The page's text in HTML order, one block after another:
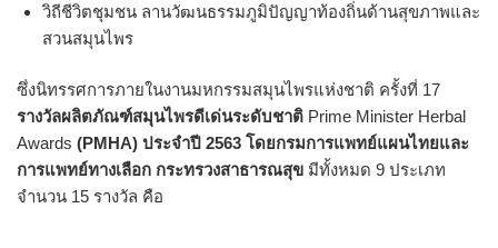
วิถีชีวิตชุมชน ลานวัฒนธรรมภูมิปัญญาท้องถิ่นด้านสุขภาพและ
สวนสมุนไพร
ซึ่งนิทรรศการภายในงานมหกรรมสมุนไพรแห่งชาติ ครั้งที่ 17
รางวัลผลิตภัณฑ์สมุนไพรดีเด่นระดับชาติ Prime Minister Herbal
Awards (PMHA) ประจำปี 2563 โดยกรมการแพทย์แผนไทยและ
การแพทย์ทางเลือก กระทรวงสาธารณสุข มีทั้งหมด 9 ประเภท
จำนวน 15 รางวัล คือ